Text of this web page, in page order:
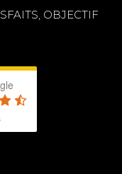
OBJECTIF